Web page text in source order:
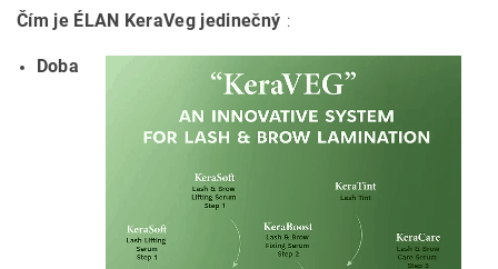
Čím je ÉLAN KeraVeg jedinečný :
Doba